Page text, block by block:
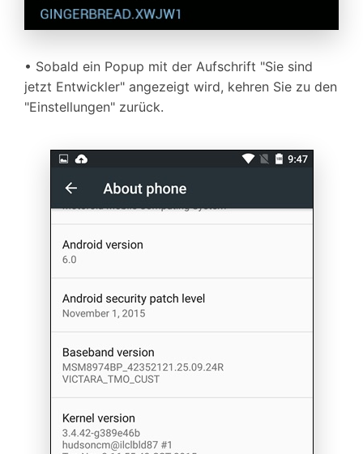
• Sobald ein Popup mit der Aufschrift "Sie sind
jetzt Entwickler" angezeigt wird, kehren Sie zu den
"Einstellungen" zurück.